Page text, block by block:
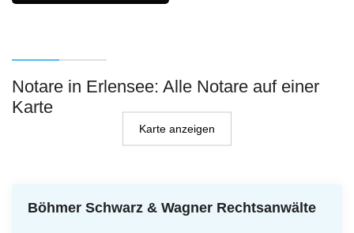
Notare in Erlensee: Alle Notare auf einer
Karte
Karte anzeigen
Böhmer Schwarz & Wagner Rechtsanwälte